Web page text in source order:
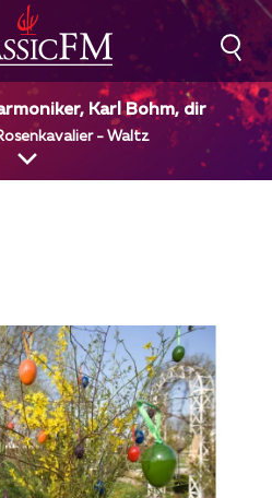
Karl Bohm, dir
- Waltz